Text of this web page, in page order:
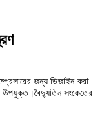
জন্য ডিজাইন করা
উপযুক্ত।বৈদ্যুতিন সংকেতের